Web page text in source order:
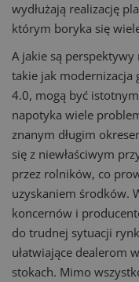
wydłużają realizację
którym boryka się
A jakie są perspektywy
takie jak modernizacja
4.0, mogą być
napotyka wiele
znanym długim
się z niewłaściwym
przez rolników, co
uzyskaniem środków.
koncernów i
do trudnej sytuacji
ułatwiające dealerom
stokach. Mimo